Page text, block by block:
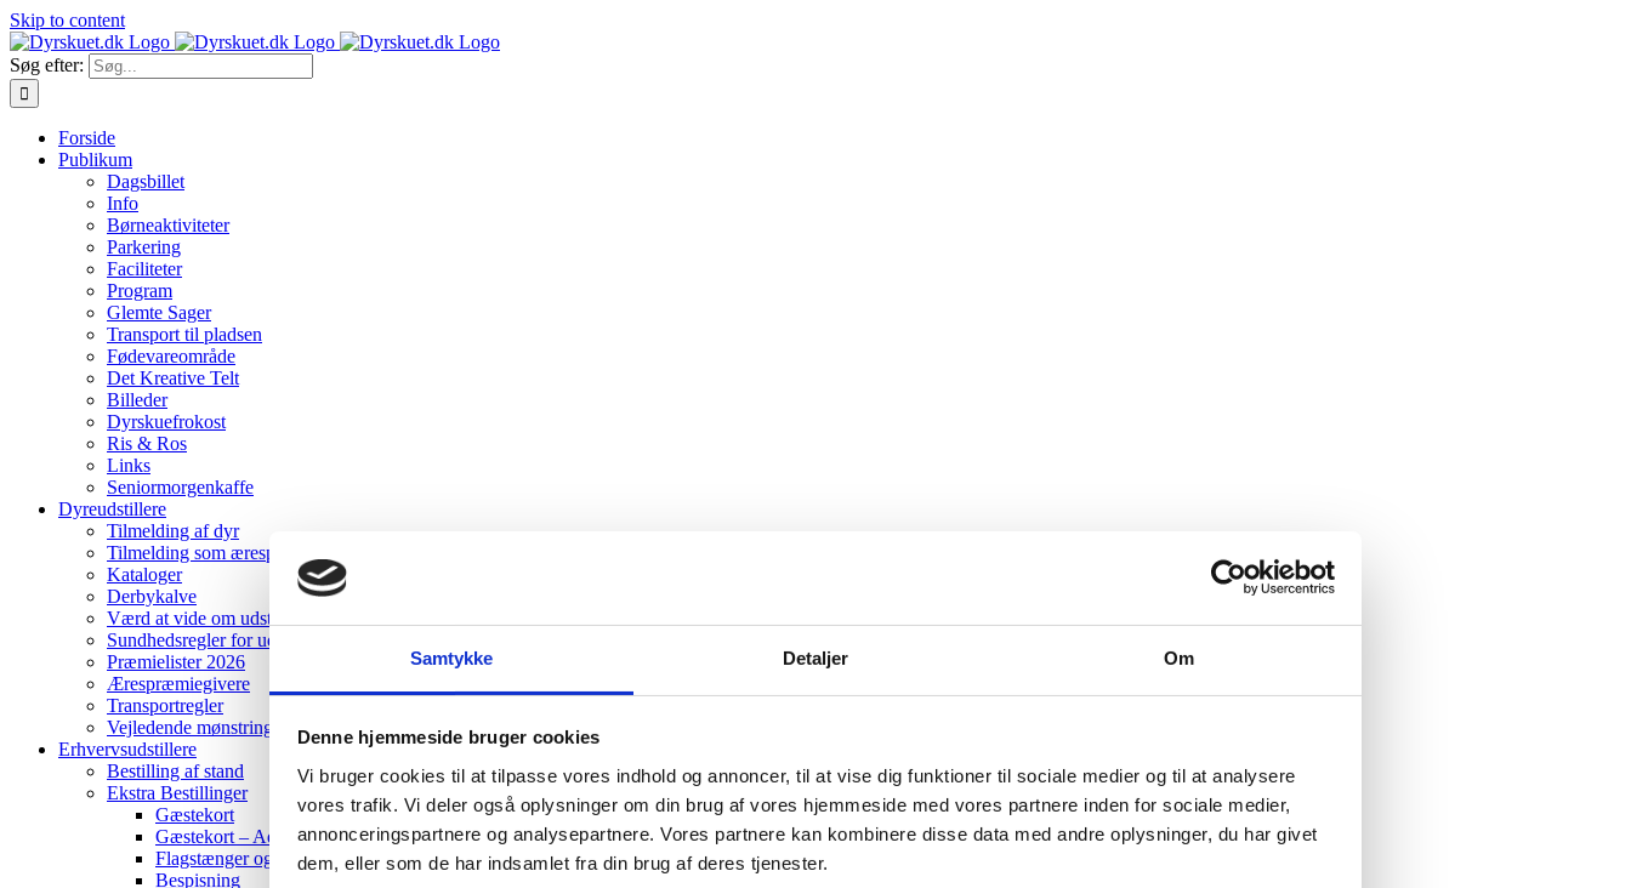
Samtykke Detaljer Om
Denne hjemmeside bruger cookies
Vi bruger cookies til at tilpasse vores indhold og annoncer, til at vise dig funktioner til sociale medier og til at analysere
vores trafik. Vi deler også oplysninger om din brug af vores hjemmeside med vores partnere inden for sociale medier,
annonceringspartnere og analysepartnere. Vores partnere kan kombinere disse data med andre oplysninger, du har givet
dem, eller som de har indsamlet fra din brug af deres tjenester.
Skip to content
Søg efter:
Forside
Publikum
Dagsbillet
Info
Børneaktiviteter
Parkering
Faciliteter
Program
Glemte Sager
Transport til pladsen
Fødevareområde
Det Kreative Telt
Billeder
Dyrskuefrokost
Ris & Ros
Links
Seniormorgenkaffe
Dyreudstillere
Tilmelding af dyr
Tilmelding som ærespræmiegiver
Kataloger
Derbykalve
Værd at vide om udstilling af dyr
Sundhedsregler for udstilling af dyr
Præmielister 2026
Ærespræmiegivere
Transportregler
Vejledende mønstringsregler for heste
Erhvervsudstillere
Bestilling af stand
Ekstra Bestillinger
Gæstekort
Gæstekort – Adgangskort og Frokostkort
Flagstænger og Sokler
Bespisning